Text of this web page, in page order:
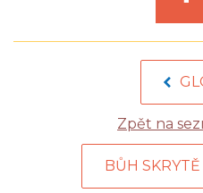
Zpět na
BŮH